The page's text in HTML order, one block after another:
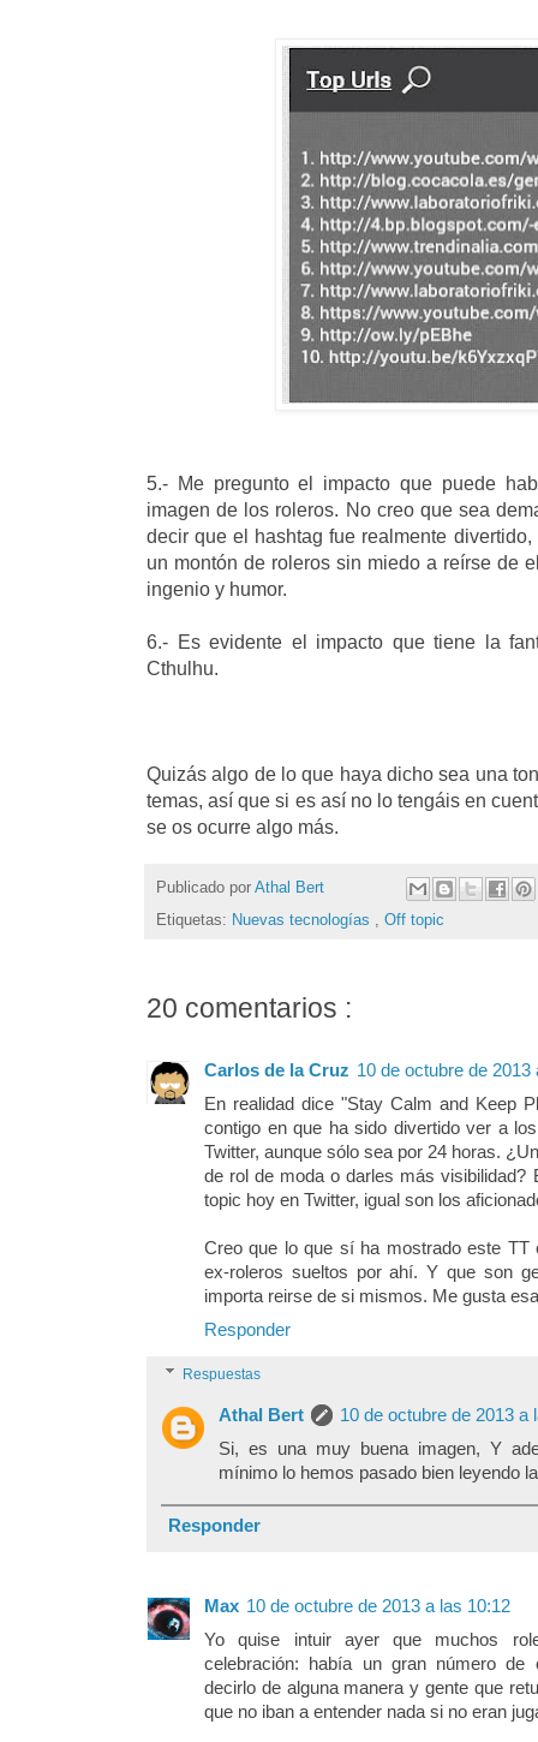
5.- Me pregunto el impacto que puede
imagen de los roleros. No creo que sea
decir que el hashtag fue realmente
un montón de roleros sin miedo a reírse de
ingenio y humor.
6.- Es evidente el impacto que tiene la
Cthulhu.
Quizás algo de lo que haya dicho sea una
temas, así que si es así no lo tengáis en
se os ocurre algo más.
Publicado por Athal Bert
Etiquetas: Nuevas tecnologías Off topic
20 comentarios :
Carlos de la Cruz 10 de octubre de 2013
En realidad dice "Stay Calm and Keep
contigo en que ha sido divertido ver a
Twitter, aunque sólo sea por 24 horas.
de rol de moda o darles más visibilidad?
topic hoy en Twitter, igual son los
Creo que lo que sí ha mostrado este
ex-roleros sueltos por ahí. Y que son
importa reirse de si mismos. Me gusta
Responder
Respuestas
Athal Bert
10 de octubre de 2013 a
Si, es una muy buena imagen, Y
mínimo lo hemos pasado bien leyendo
Responder
Max 10 de octubre de 2013 a las 10:12
Yo quise intuir ayer que muchos
celebración: había un gran número de
decirlo de alguna manera y gente que
que no iban a entender nada si no eran